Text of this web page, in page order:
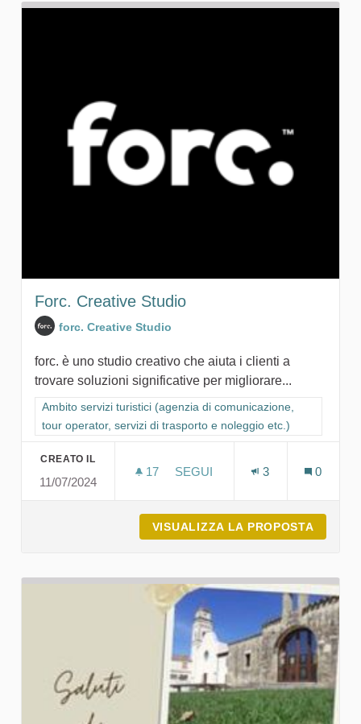
Forc. Creative Studio
forc. Creative Studio
forc. è uno studio creativo che aiuta i clienti a
trovare soluzioni significative per migliorare...
Filtra i risultati per categoria: Ambito servizi turistici (agenzia
Ambito servizi turistici (agenzia di comunicazione,
tour operator, servizi di trasporto e noleggio etc.)
CREATO IL
11/07/2024
17 17 SOSTENITORI
SEGUI
3 0
VISUALIZZA LA PROPOSTA